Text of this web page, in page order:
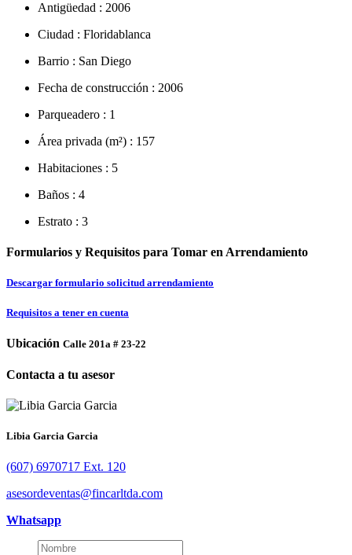
Antigüedad : 2006
Ciudad : Floridablanca
Barrio : San Diego
Fecha de construcción : 2006
Parqueadero : 1
Área privada (m²) : 157
Habitaciones : 5
Baños : 4
Estrato : 3
Formularios y Requisitos para Tomar en Arrendamiento
Descargar formulario solicitud arrendamiento
Requisitos a tener en cuenta
Ubicación Calle 201a # 23-22
Contacta a tu asesor
Libia Garcia Garcia
(607) 6970717 Ext. 120
asesordeventas@fincarltda.com
Whatsapp